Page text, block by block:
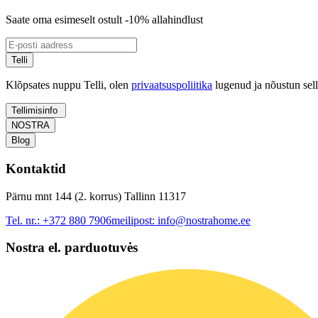
Saate oma esimeselt ostult -10% allahindlust
Telli
Klõpsates nuppu Telli, olen privaatsuspoliitika lugenud ja nõustun
Tellimisinfo
NOSTRA
Blog
Kontaktid
Pärnu mnt 144 (2. korrus) Tallinn 11317
Tel. nr.: +372 880 7906meilipost: info@nostrahome.ee
Nostra el. parduotuvės